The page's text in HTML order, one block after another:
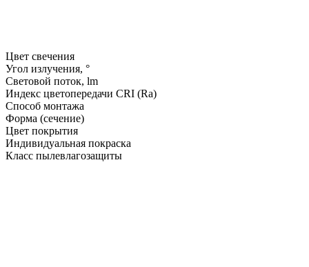
Цвет свечения
Угол излучения, °
Световой поток, lm
Индекс цветопередачи CRI (Ra)
Способ монтажа
Форма (сечение)
Цвет покрытия
Индивидуальная покраска
Класс пылевлагозащиты